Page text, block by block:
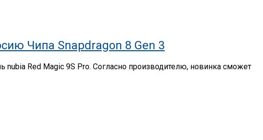
Чипа Snapdragon 8 Gen 3
nubia Red Magic 9S Pro. Согласно производителю, новинка сможет